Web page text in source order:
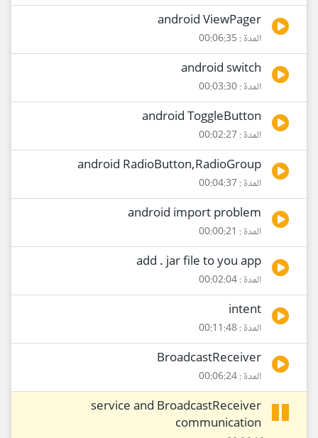
android ViewPager
المدة : 00:06:35
android switch
المدة : 00:03:30
android ToggleButton
المدة : 00:02:27
android RadioButton,RadioGroup
المدة : 00:04:37
android import problem
المدة : 00:00:21
add . jar file to you app
المدة : 00:02:04
intent
المدة : 00:11:48
BroadcastReceiver
المدة : 00:06:24
service and BroadcastReceiver
communication